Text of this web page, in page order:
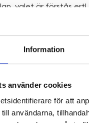
Information
använder cookies
för att
användarna,
valet är förstås ert!
trådlöst
dagens och
Det finns ett
plan samt flera